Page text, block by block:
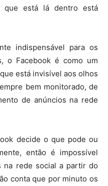
que está lá dentro está
indispensável para os
o Facebook é como um
está invisível aos olhos
bem monitorado, de
de anúncios na rede
decide o que pode ou
então é impossível
na rede social a partir do
conta que por minuto os